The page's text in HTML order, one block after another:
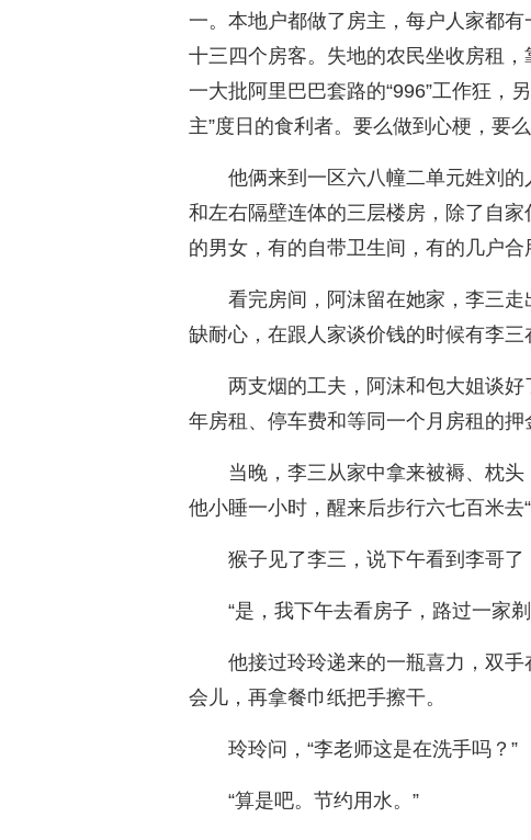
一。本地户都做了房主，每户人家都
十三四个房客。失地的农民坐收房租
一大批阿里巴巴套路的“996”工作狂，
主”度日的食利者。要么做到心梗，要么
他俩来到一区六八幢二单元姓刘
和左右隔壁连体的三层楼房，除了自
的男女，有的自带卫生间，有的几户合
看完房间，阿沫留在她家，李三
缺耐心，在跟人家谈价钱的时候有李三
两支烟的工夫，阿沫和包大姐谈
年房租、停车费和等同一个月房租的押
当晚，李三从家中拿来被褥、枕
他小睡一小时，醒来后步行六七百米去“
猴子见了李三，说下午看到李哥了
“是，我下午去看房子，路过一家
他接过玲玲递来的一瓶喜力，双
会儿，再拿餐巾纸把手擦干。
玲玲问，“李老师这是在洗手吗？”
“算是吧。节约用水。”